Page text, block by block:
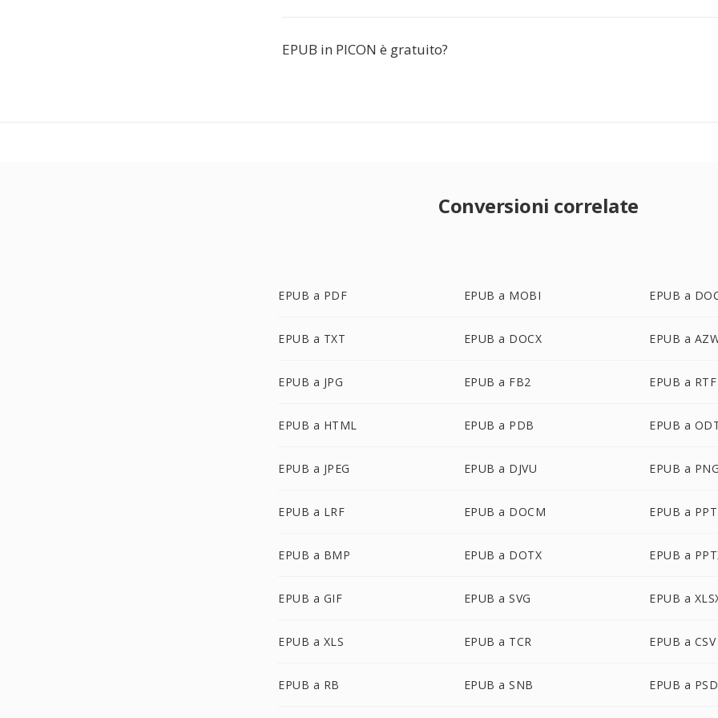
EPUB in PICON è gratuito?
Conversioni correlate
EPUB a PDF EPUB a MOBI EPUB a
EPUB a TXT EPUB a DOCX EPUB a
EPUB a JPG EPUB a FB2 EPUB a RTF
EPUB a HTML EPUB a PDB EPUB a
EPUB a JPEG EPUB a DJVU EPUB a
EPUB a LRF EPUB a DOCM EPUB a PPT
EPUB a BMP EPUB a DOTX EPUB a
EPUB a GIF EPUB a SVG EPUB a
EPUB a XLS EPUB a TCR EPUB a CSV
EPUB a RB EPUB a SNB EPUB a PSD